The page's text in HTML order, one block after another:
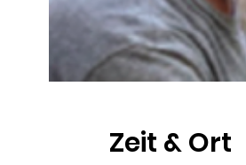
Zeit & Ort